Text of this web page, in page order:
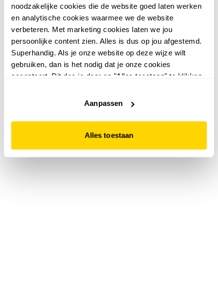
noodzakelijke cookies die de website goed laten werken
en analytische cookies waarmee we de website
verbeteren. Met marketing cookies laten we jou
persoonlijke content zien. Alles is dus op jou afgestemd.
Superhandig. Als je onze website op deze wijze wilt
gebruiken, dan is het nodig dat je onze cookies
accepteert. Dit doe je door op "Alles toestaan" te klikken.
website niet optimaal functioneert.
Aanpassen
Alles toestaan